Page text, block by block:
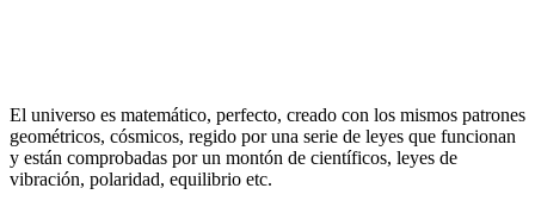
El universo es matemático, perfecto, creado con los mismos patrones
geométricos, cósmicos, regido por una serie de leyes que funcionan
y están comprobadas por un montón de científicos, leyes de
vibración, polaridad, equilibrio etc.